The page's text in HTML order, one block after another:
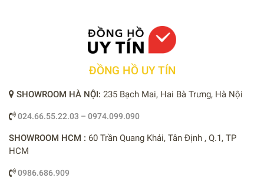
ĐỒNG HỒ UY TÍN
SHOWROOM HÀ NỘI: 235 Bạch Mai, Hai Bà Trưng, Hà Nội
024.66.55.22.03 – 0974.099.090
SHOWROOM HCM : 60 Trần Quang Khải, Tân Định , Q.1, TP
HCM
0986.686.909